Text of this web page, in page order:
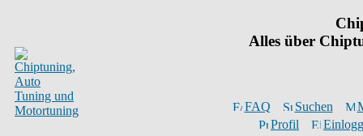
Alles über
FAQ Suchen
Profil